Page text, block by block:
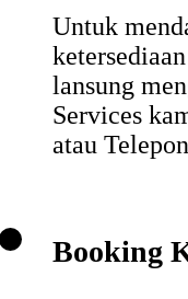
Untuk
lansung
Services
atau
Booking